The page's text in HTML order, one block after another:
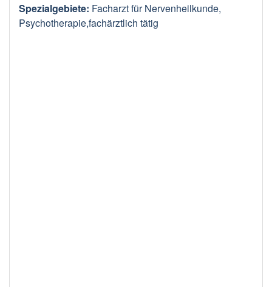
Spezialgebiete: Facharzt für Nervenheilkunde,
Psychotherapie,fachärztlich tätig